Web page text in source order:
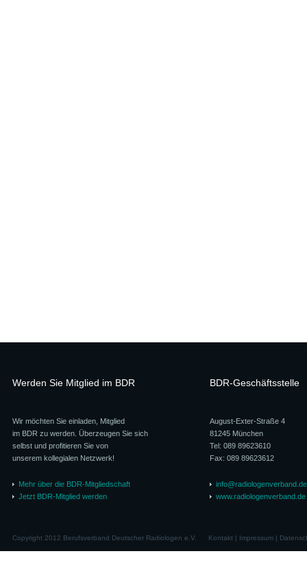
Werden Sie Mitglied im BDR
Wir möchten Sie einladen, Mitglied
im BDR zu werden. Überzeugen Sie sich
selbst und profitieren Sie von
unserem kollegialen Netzwerk!
Mehr über die BDR-Mitgliedschaft
Jetzt BDR-Mitglied werden
BDR-Geschäftsstelle
August-Exter-Straße 4
81245 München
Tel: 089 89623610
Fax: 089 89623612
info@radiologenverband.de
www.radiologenverband.de
Copyright 2012 Berufsverband Deutscher Radiologen e.V. Kontakt| Impressum|